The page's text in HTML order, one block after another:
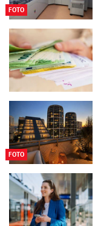
FOTO
FOTO